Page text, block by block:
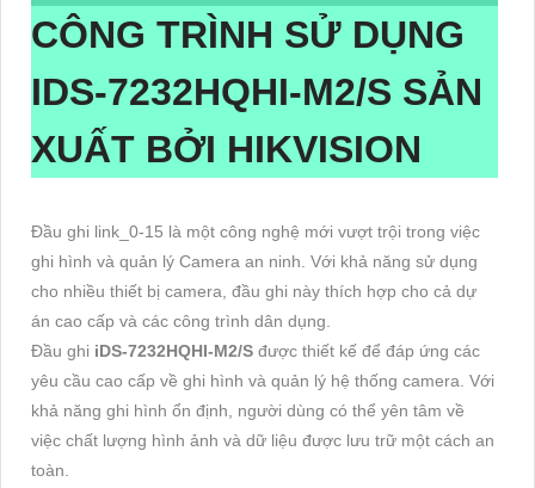
CÔNG TRÌNH SỬ DỤNG
IDS-7232HQHI-M2/S SẢN
XUẤT BỞI HIKVISION
Đầu ghi link_0-15 là một công nghệ mới vượt trội trong việc
ghi hình và quản lý Camera an ninh. Với khả năng sử dụng
cho nhiều thiết bị camera, đầu ghi này thích hợp cho cả dự
án cao cấp và các công trình dân dụng.
Đầu ghi iDS-7232HQHI-M2/S được thiết kế để đáp ứng các
yêu cầu cao cấp về ghi hình và quản lý hệ thống camera. Với
khả năng ghi hình ổn định, người dùng có thể yên tâm về
việc chất lượng hình ảnh và dữ liệu được lưu trữ một cách an
toàn.